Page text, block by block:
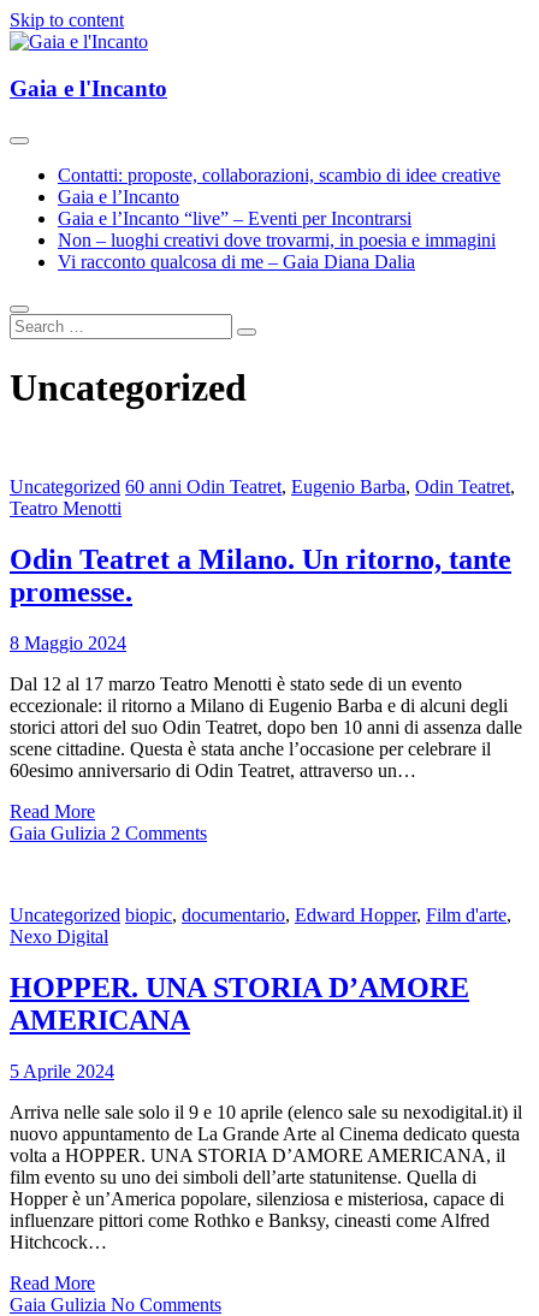
Skip to content
Gaia e l'Incanto
Gaia e l'Incanto
Contatti: proposte, collaborazioni, scambio di idee creative
Gaia e l’Incanto
Gaia e l’Incanto “live” – Eventi per Incontrarsi
Non – luoghi creativi dove trovarmi, in poesia e immagini
Vi racconto qualcosa di me – Gaia Diana Dalia
Uncategorized
Uncategorized 60 anni Odin Teatret, Eugenio Barba, Odin Teatret,
Teatro Menotti
Odin Teatret a Milano. Un ritorno, tante
promesse.
8 Maggio 2024
Dal 12 al 17 marzo Teatro Menotti è stato sede di un evento
eccezionale: il ritorno a Milano di Eugenio Barba e di alcuni degli
storici attori del suo Odin Teatret, dopo ben 10 anni di assenza dalle
scene cittadine. Questa è stata anche l’occasione per celebrare il
60esimo anniversario di Odin Teatret, attraverso un…
Read More
Gaia Gulizia 2 Comments
Uncategorized biopic, documentario, Edward Hopper, Film d'arte,
Nexo Digital
HOPPER. UNA STORIA D’AMORE
AMERICANA
5 Aprile 2024
Arriva nelle sale solo il 9 e 10 aprile (elenco sale su nexodigital.it) il
nuovo appuntamento de La Grande Arte al Cinema dedicato questa
volta a HOPPER. UNA STORIA D’AMORE AMERICANA, il
film evento su uno dei simboli dell’arte statunitense. Quella di
Hopper è un’America popolare, silenziosa e misteriosa, capace di
influenzare pittori come Rothko e Banksy, cineasti come Alfred
Hitchcock…
Read More
Gaia Gulizia No Comments